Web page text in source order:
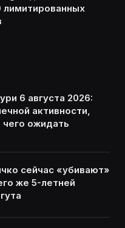
лимитированных
6 августа 2026:
активности,
чего ожидать
сейчас «убивают»
же 5-летней